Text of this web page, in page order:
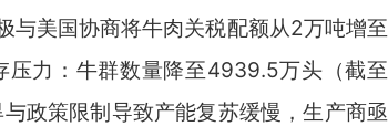
与美国协商将牛肉关税配额从2万吨增至
力：牛群数量降至4939.5万头（截至
政策限制导致产能复苏缓慢，生产商亟